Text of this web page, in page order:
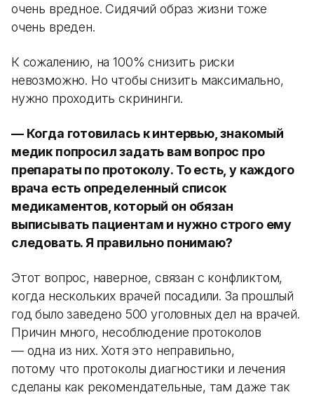
очень вредное. Сидячий образ жизни тоже
очень вреден.
К сожалению, на 100% снизить риски
невозможно. Но чтобы снизить максимально,
нужно проходить скрининги.
— Когда готовилась к интервью, знакомый
медик попросил задать вам вопрос про
препараты по протоколу. То есть, у каждого
врача есть определенный список
медикаментов, который он обязан
выписывать пациентам и нужно строго ему
следовать. Я правильно понимаю?
Этот вопрос, наверное, связан с конфликтом,
когда нескольких врачей посадили. За прошлый
год было заведено 500 уголовных дел на врачей.
Причин много, несоблюдение протоколов
— одна из них. Хотя это неправильно,
потому что протоколы диагностики и лечения
сделаны как рекомендательные, там даже так